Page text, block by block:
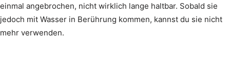
einmal angebrochen, nicht wirklich lange haltbar. Sobald sie
jedoch mit Wasser in Berührung kommen, kannst du sie nicht
mehr verwenden.